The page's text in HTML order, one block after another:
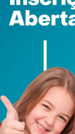
de ingressos,
e obtenha de